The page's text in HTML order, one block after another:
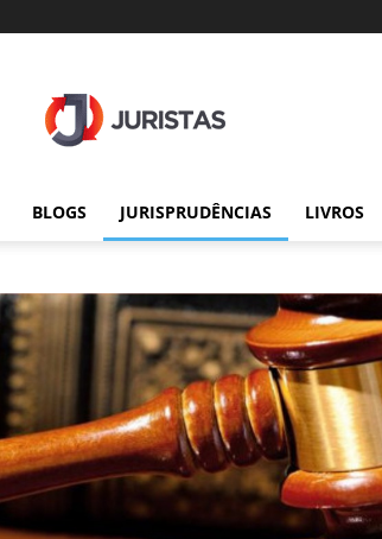
BLOGS JURISPRUDÊNCIAS LIVROS